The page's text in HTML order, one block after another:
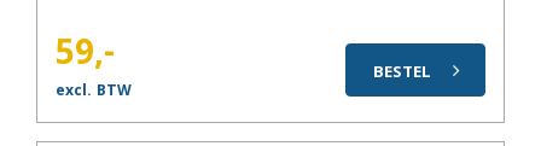
59,-
excl. BTW
BESTEL